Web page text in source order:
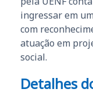
ingressar em
com
atuação em
social.
Detalhes